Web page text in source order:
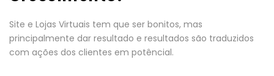
Site e Lojas Virtuais tem que ser bonitos, mas
principalmente dar resultado e resultados são traduzidos
com ações dos clientes em potêncial.